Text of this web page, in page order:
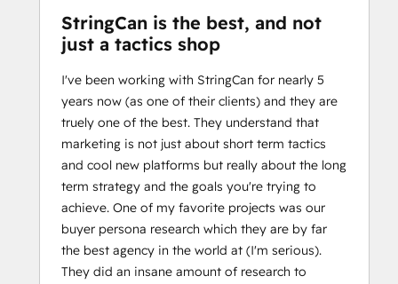
StringCan is the best, and not
just a tactics shop
I've been working with StringCan for nearly 5
years now (as one of their clients) and they are
truely one of the best. They understand that
marketing is not just about short term tactics
and cool new platforms but really about the long
term strategy and the goals you're trying to
achieve. One of my favorite projects was our
buyer persona research which they are by far
the best agency in the world at (I'm serious).
They did an insane amount of research to